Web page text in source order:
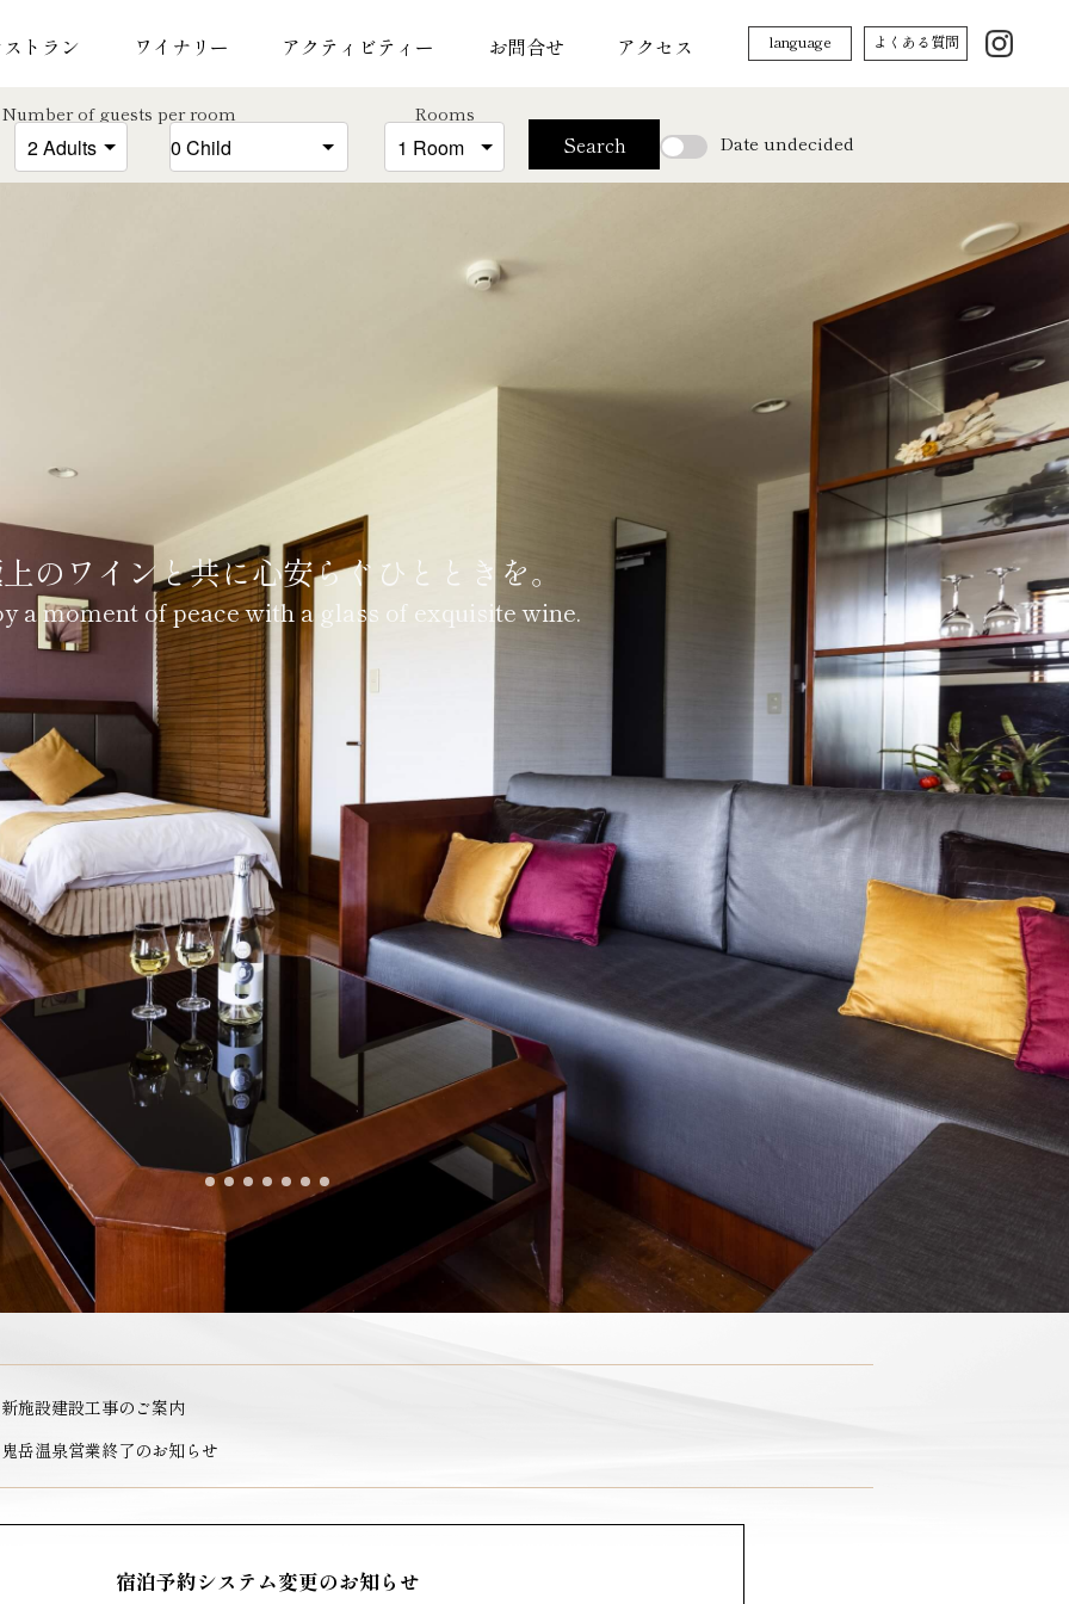
トラン ワイナリー アクティビティー お問合せ アクセス language よくある質問
Number of guests per room Rooms
Search Date undecided
のワインと共に心安らぐひとときを。
a moment of peace with a glass of exquisite wine.
新施設建設工事のご案内
鬼岳温泉営業終了のお知らせ
宿泊予約システム変更のお知らせ